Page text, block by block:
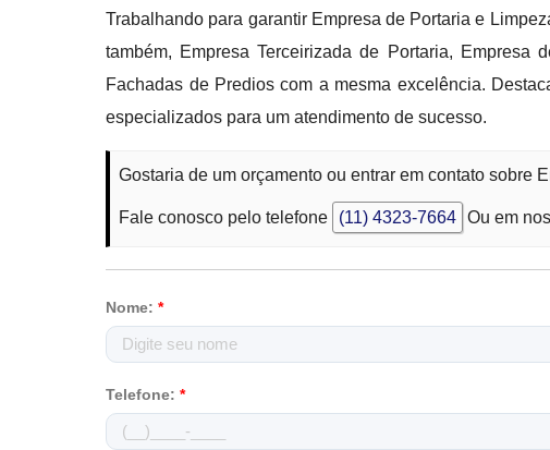
Trabalhando para garantir Empresa de Portaria e
também, Empresa Terceirizada de Portaria,
Fachadas de Predios com a mesma excelência.
especializados para um atendimento de sucesso.
Gostaria de um orçamento ou entrar em contato sobre
Fale conosco pelo telefone (11) 4323-7664 Ou em
Nome:*
Telefone:*